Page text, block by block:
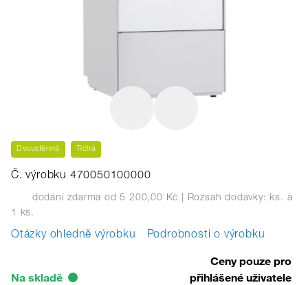
Dvoustěnná Tichá
Č. výrobku 470050100000
dodání zdarma od 5 200,00 Kč | Rozsah dodávky: ks. à
1 ks.
Otázky ohledně výrobku Podrobnosti o výrobku
Na skladě
Ceny pouze pro
přihlášené uživatele